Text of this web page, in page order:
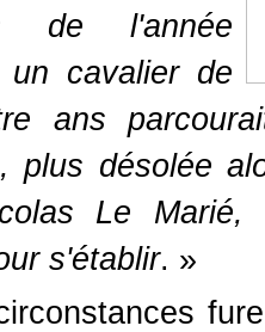
de l'année
cavalier de
ans
plus désolée
Le Marié,
s'établir. »